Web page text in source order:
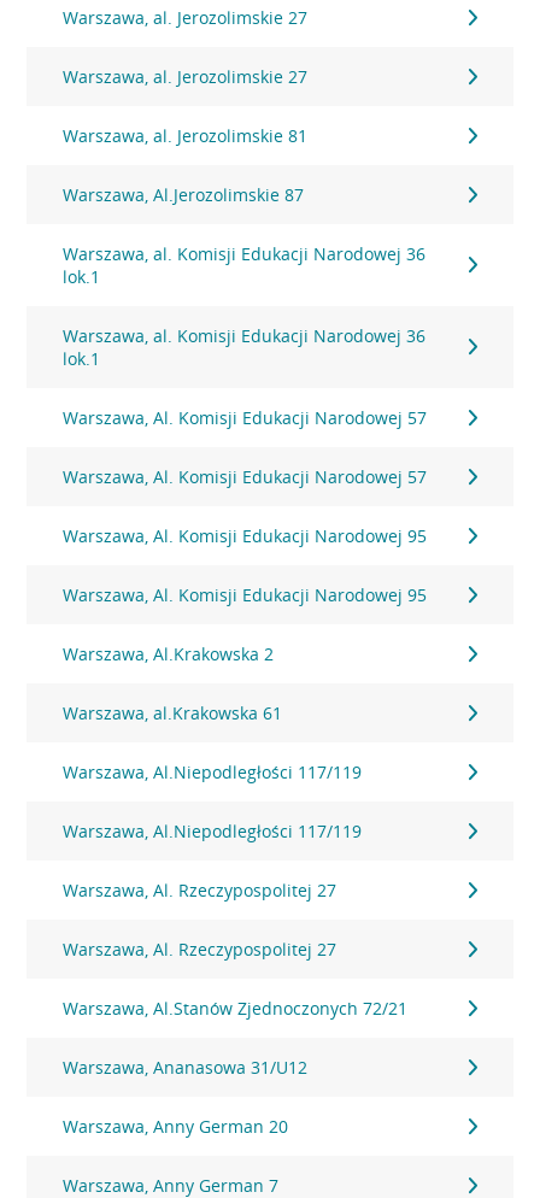
Warszawa, al. Jerozolimskie 27
Warszawa, al. Jerozolimskie 27
Warszawa, al. Jerozolimskie 81
Warszawa, Al.Jerozolimskie 87
Warszawa, al. Komisji Edukacji Narodowej 36
lok.1
Warszawa, al. Komisji Edukacji Narodowej 36
lok.1
Warszawa, Al. Komisji Edukacji Narodowej 57
Warszawa, Al. Komisji Edukacji Narodowej 57
Warszawa, Al. Komisji Edukacji Narodowej 95
Warszawa, Al. Komisji Edukacji Narodowej 95
Warszawa, Al.Krakowska 2
Warszawa, al.Krakowska 61
Warszawa, Al.Niepodległości 117/119
Warszawa, Al.Niepodległości 117/119
Warszawa, Al. Rzeczypospolitej 27
Warszawa, Al. Rzeczypospolitej 27
Warszawa, Al.Stanów Zjednoczonych 72/21
Warszawa, Ananasowa 31/U12
Warszawa, Anny German 20
Warszawa, Anny German 7